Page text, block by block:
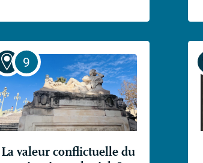
La valeur conflictuelle du